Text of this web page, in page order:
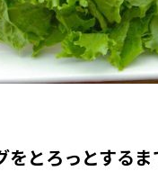
をとろっとする